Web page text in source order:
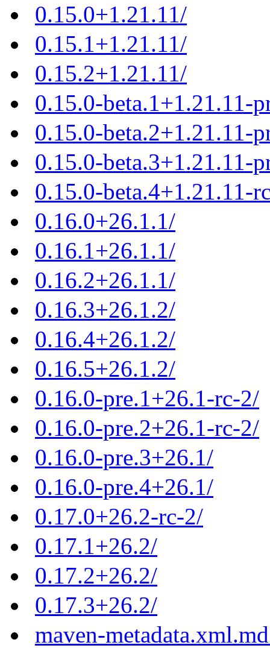
0.15.0+1.21.11/
0.15.1+1.21.11/
0.15.2+1.21.11/
0.15.0-beta.1+1.21.11-
0.15.0-beta.2+1.21.11-
0.15.0-beta.3+1.21.11-
0.15.0-beta.4+1.21.11-
0.16.0+26.1.1/
0.16.1+26.1.1/
0.16.2+26.1.1/
0.16.3+26.1.2/
0.16.4+26.1.2/
0.16.5+26.1.2/
0.16.0-pre.1+26.1-rc-2/
0.16.0-pre.2+26.1-rc-2/
0.16.0-pre.3+26.1/
0.16.0-pre.4+26.1/
0.17.0+26.2-rc-2/
0.17.1+26.2/
0.17.2+26.2/
0.17.3+26.2/
maven-